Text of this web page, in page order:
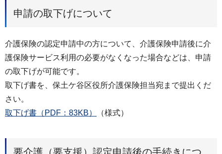
申請の取下げについて
介護保険の認定申請中の方について、介護保険申請後に介
護保険サービス利用の必要がなくなった場合などは、申請
の取下げが可能です。
取下げ書を、保土ケ谷区役所介護保険担当宛まで提出くだ
さい。
取下げ書（PDF：83KB）
（様式）